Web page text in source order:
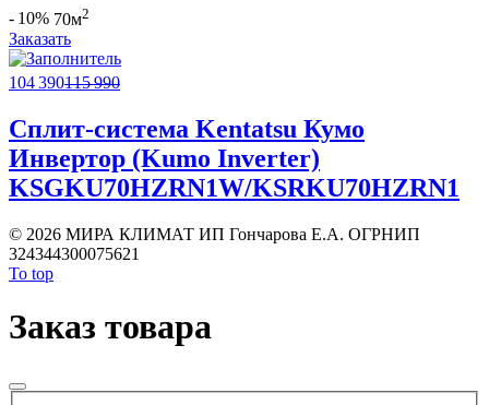
- 10% 70м2
Заказать
104 390115 990
Сплит-система Kentatsu Кумо
Инвертор (Kumo Inverter)
KSGKU70HZRN1W/KSRKU70HZRN1
© 2026 МИРА КЛИМАТ ИП Гончарова Е.А. ОГРНИП
324344300075621
To top
Заказ товара